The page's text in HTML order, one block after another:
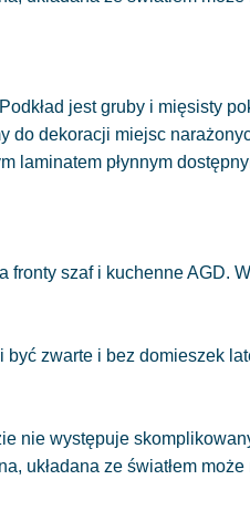
jest gruby i mięsisty
do dekoracji miejsc
laminatem płynnym
fronty szaf i kuchenne AGD.
zwarte i bez domieszek
nie występuje
układana ze światłem